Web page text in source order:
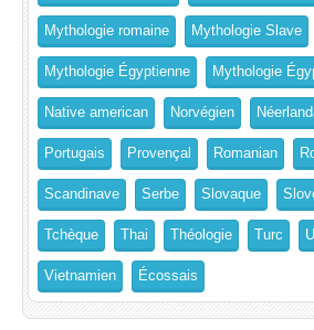
Mythologie romaine Mythologie Slave
Mythologie Égyptienne Mythologie
Native american Norvégien
Portugais Provençal Romanian
Scandinave Serbe Slovaque
Tchèque Thai Théologie Turc
Vietnamien Écossais